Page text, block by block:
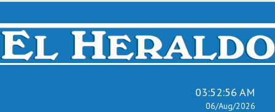
Skip
content
03:52:57 AM
06/Aug/2026